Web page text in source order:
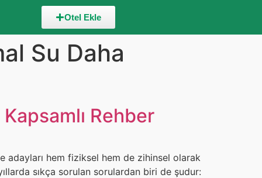
Otel Ekle
Su Daha
Rehber
adayları hem fiziksel hem de zihinsel olarak
sıkça sorulan sorulardan biri de şudur: